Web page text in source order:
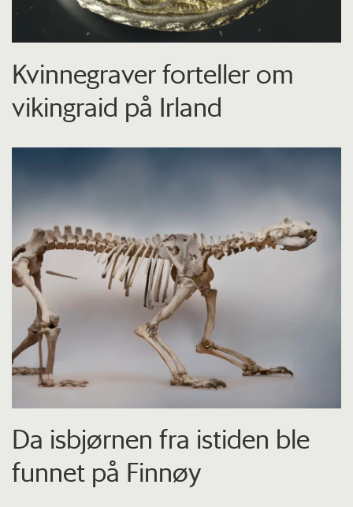
Kvinnegraver forteller om
vikingraid på Irland
Da isbjørnen fra istiden ble
funnet på Finnøy